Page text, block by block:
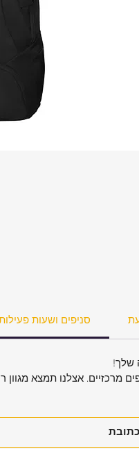
סניפים ושעות
שלך!
מרכזיים. אצלנו תמצא מגוון
כתובת